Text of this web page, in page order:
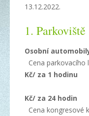
13.12.2022.
1.
Osobní
Cena parkovacího
Kč/ za 1 hodinu
Kč/ za 24 hodin
Cena kongresové